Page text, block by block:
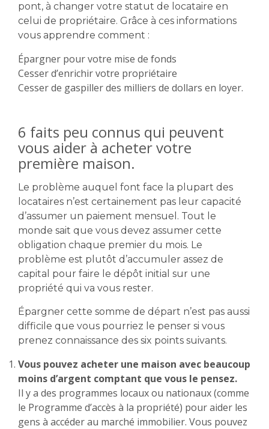
pont, à changer votre statut de locataire en
celui de propriétaire. Grâce à ces informations
vous apprendre comment :
Épargner pour votre mise de fonds
Cesser d’enrichir votre propriétaire
Cesser de gaspiller des milliers de dollars en loyer.
6 faits peu connus qui peuvent
vous aider à acheter votre
première maison.
Le problème auquel font face la plupart des
locataires n’est certainement pas leur capacité
d’assumer un paiement mensuel. Tout le
monde sait que vous devez assumer cette
obligation chaque premier du mois. Le
problème est plutôt d’accumuler assez de
capital pour faire le dépôt initial sur une
propriété qui va vous rester.
Épargner cette somme de départ n’est pas aussi
difficile que vous pourriez le penser si vous
prenez connaissance des six points suivants.
Vous pouvez acheter une maison avec beaucoup
moins d’argent comptant que vous le pensez.
Il y a des programmes locaux ou nationaux (comme
le Programme d’accès à la propriété) pour aider les
gens à accéder au marché immobilier. Vous pouvez